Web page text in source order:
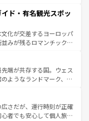
異なるスペインはその個
華麗な宮殿、歴史的な大
な自然が、訪れる者を心
美食の国としても知ら
文化遺産にも登録されて
な楽しみ方が可能だ。さ
溢れており、どの街角に
る。パリ以外の個性あふ
ド・有名観光スポッ
化が交差するヨーロッパ
みが残るロマンチック街
も飽きることがない。ベ
州のアルプスの絶景、そ
った風景は必見。ビール
。 なお、新着の
参照してほしい。
端が共存する国。ウェス
ようなランドマーク、歴
た、優雅なアフタヌーン
い英国パブ、サッカー観
験も豊富。イギリスを旅
さだが、運行時刻が正確
者でも安心して個人旅行